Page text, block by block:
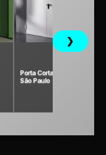
Porta Corta Fogo P120 em
São Paulo
❯